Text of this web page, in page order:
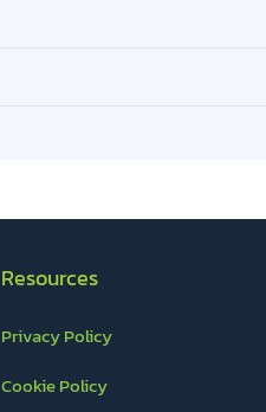
Resources
Privacy Policy
Cookie Policy